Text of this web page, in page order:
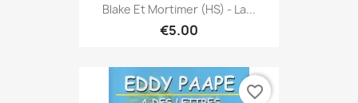
Blake Et Mortimer (HS) - La...
€5.00
favorite_border